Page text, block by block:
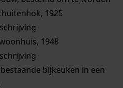
1925
1948
bijkeuken in een